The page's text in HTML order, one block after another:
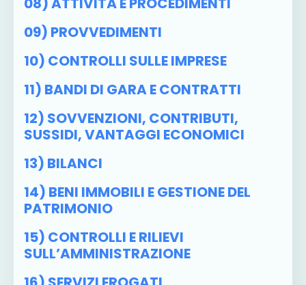
09) PROVVEDIMENTI
10) CONTROLLI SULLE IMPRESE
11) BANDI DI GARA E CONTRATTI
12) SOVVENZIONI, CONTRIBUTI,
SUSSIDI, VANTAGGI ECONOMICI
13) BILANCI
14) BENI IMMOBILI E GESTIONE DEL
PATRIMONIO
15) CONTROLLI E RILIEVI
SULL’AMMINISTRAZIONE